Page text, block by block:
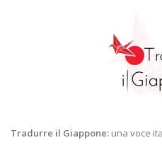
Tradurre il Giappone: una voce